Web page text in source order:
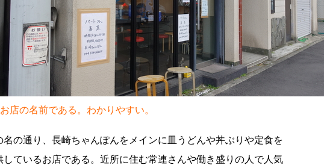
店の名前である。わかりやすい。
名の通り、長崎ちゃんぽんをメインに皿うどんや丼ぶりや定食を
しているお店である。近所に住む常連さんや働き盛りの人で人気